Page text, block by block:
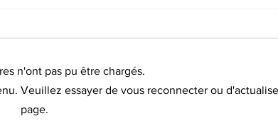
n'ont pas pu être chargés.
Veuillez essayer de vous reconnecter ou
page.